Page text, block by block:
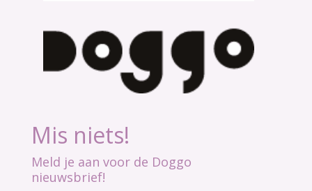
Mis niets!
Meld je aan voor de Doggo
nieuwsbrief!